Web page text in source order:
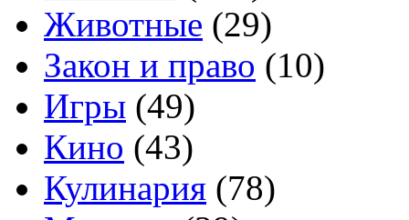
Животные (29)
Закон и право (10)
Игры (49)
Кино (43)
Кулинария (78)